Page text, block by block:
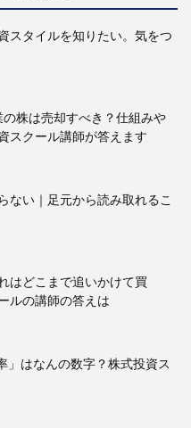
スタイルを知りたい。気をつ
株は売却すべき？仕組みや
スクール講師が答えます
ない｜足元から読み取れるこ
はどこまで追いかけて買
ルの講師の答えは
」はなんの数字？株式投資ス